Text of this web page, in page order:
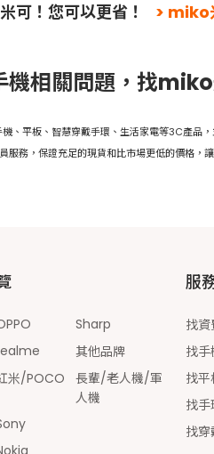
！您可以更省！ > miko
機相關問題，找
、平板、智慧穿戴手環、生活家電等3C產品
服務，保證充足的現貨和比市場更低的價格
米/POCO
Sharp
其他品牌
長輩/老人機/軍
人機
服
找資
找手
找
找
找